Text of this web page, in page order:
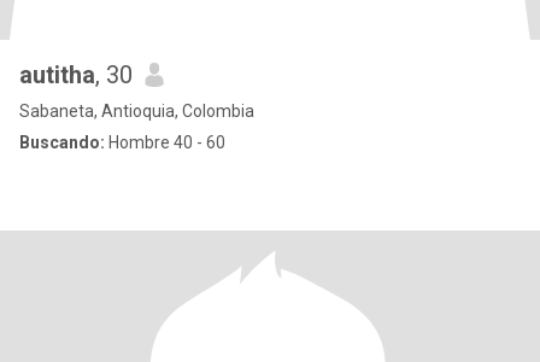
autitha, 30
Sabaneta, Antioquia, Colombia
Buscando: Hombre 40 - 60